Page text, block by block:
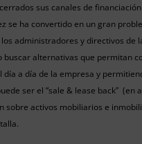
sus canales de
se ha convertido en un gran
administradores y directivos de
buscar alternativas que permitan
día a día de la empresa y
ser el “sale & lease back” (en
sobre activos mobiliarios e